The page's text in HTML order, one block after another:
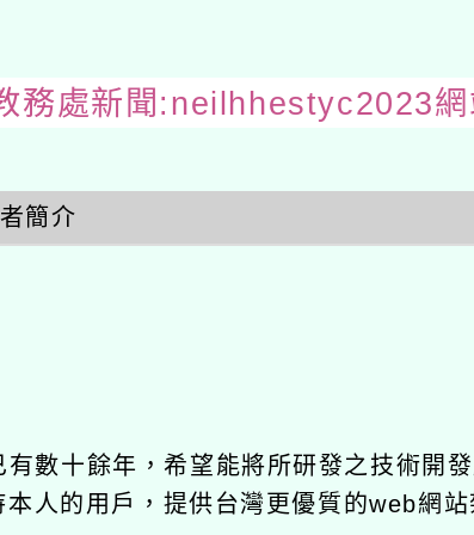
務處新聞:neilhhestyc2023網
簡介
數十餘年，希望能將所研發之技術開
人的用戶，提供台灣更優質的web網站